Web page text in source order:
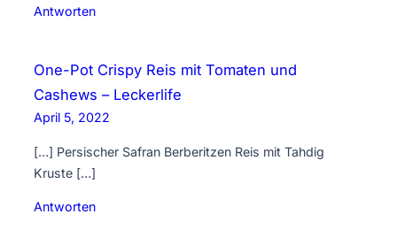
Antworten
One-Pot Crispy Reis mit Tomaten und
Cashews – Leckerlife
April 5, 2022
[…] Persischer Safran Berberitzen Reis mit Tahdig
Kruste […]
Antworten